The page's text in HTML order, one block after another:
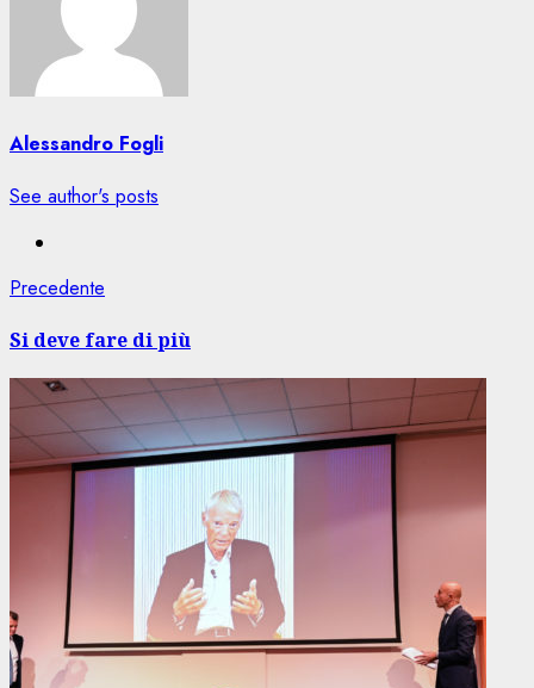
Alessandro Fogli
See author's posts
Navigazione
articolo
Precedente
Si deve fare di più